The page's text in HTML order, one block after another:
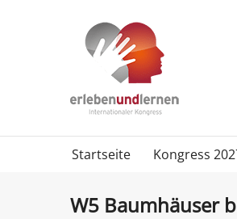
Startseite Kongress
W5 Baumhäuser